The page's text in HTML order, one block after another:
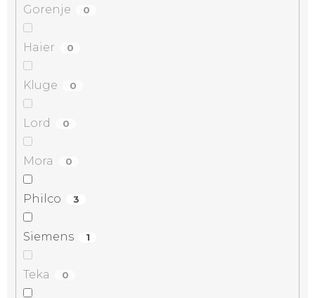
Gorenje 0
Haier 0
Kluge 0
Lord 0
Mora 0
Philco 3
Siemens 1
Teka 0